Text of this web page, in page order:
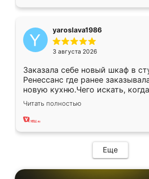
yaroslava1986
3 августа 2026
Заказала себе новый шкаф в
Ренессанс где ранее
новую кухню.Чего искать,
вполне довольна. Служит кухня
два года, нареканий нет.
Читать полностью
Еще